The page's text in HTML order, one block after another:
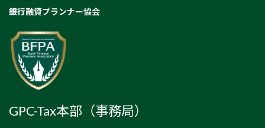
銀行融資プランナー協会
GPC-Tax本部（事務局）